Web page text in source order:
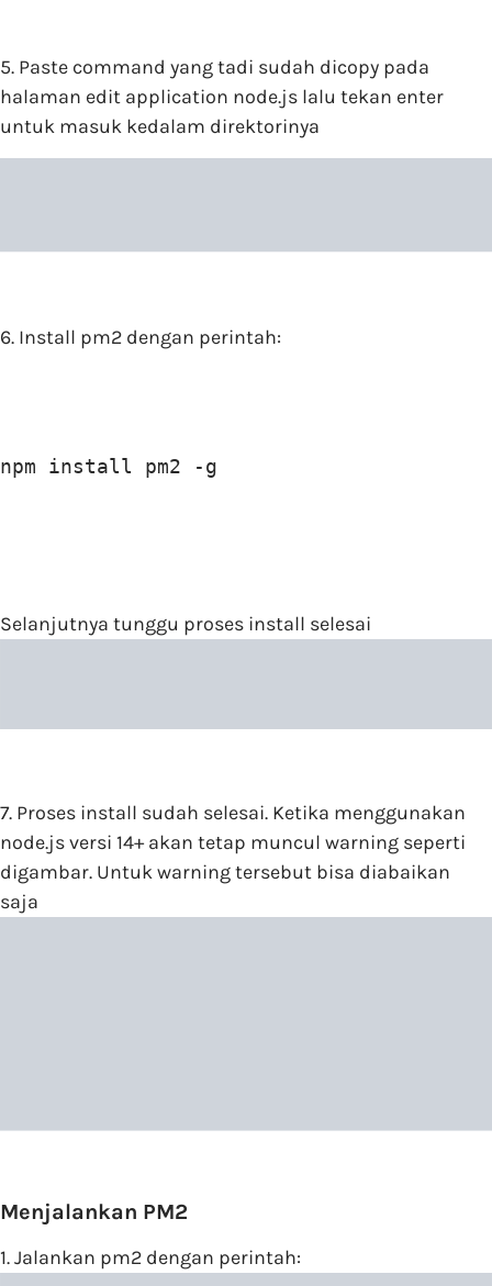
5. Paste command yang tadi sudah dicopy pada
halaman edit application node.js lalu tekan enter
untuk masuk kedalam direktorinya
6. Install pm2 dengan perintah:
npm install pm2 -g
Selanjutnya tunggu proses install selesai
7. Proses install sudah selesai. Ketika menggunakan
node.js versi 14+ akan tetap muncul warning seperti
digambar. Untuk warning tersebut bisa diabaikan
saja
Menjalankan PM2
1. Jalankan pm2 dengan perintah: